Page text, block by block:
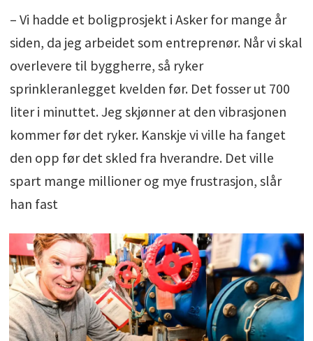
– Vi hadde et boligprosjekt i Asker for mange år
siden, da jeg arbeidet som entreprenør. Når vi skal
overlevere til byggherre, så ryker
sprinkleranlegget kvelden før. Det fosser ut 700
liter i minuttet. Jeg skjønner at den vibrasjonen
kommer før det ryker. Kanskje vi ville ha fanget
den opp før det skled fra hverandre. Det ville
spart mange millioner og mye frustrasjon, slår
han fast